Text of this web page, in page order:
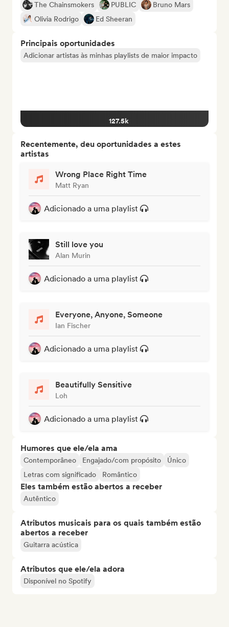
The Chainsmokers PUBLIC
Bruno Mars
Olivia Rodrigo
Ed Sheeran
Principais oportunidades
Adicionar artistas às minhas playlists de maior impacto
127.5k
Recentemente, deu oportunidades a estes
artistas
Wrong Place Right Time
Matt Ryan
Adicionado a uma playlist
Still love you
Alan Murin
Adicionado a uma playlist
Everyone, Anyone, Someone
Ian Fischer
Adicionado a uma playlist
Beautifully Sensitive
Loh
Adicionado a uma playlist
Humores que ele/ela ama
Contemporâneo Engajado/com propósito
Único
Letras com significado
Romântico
Eles também estão abertos a receber
Autêntico
Atributos musicais para os quais também estão
abertos a receber
Guitarra acústica
Atributos que ele/ela adora
Disponível no Spotify